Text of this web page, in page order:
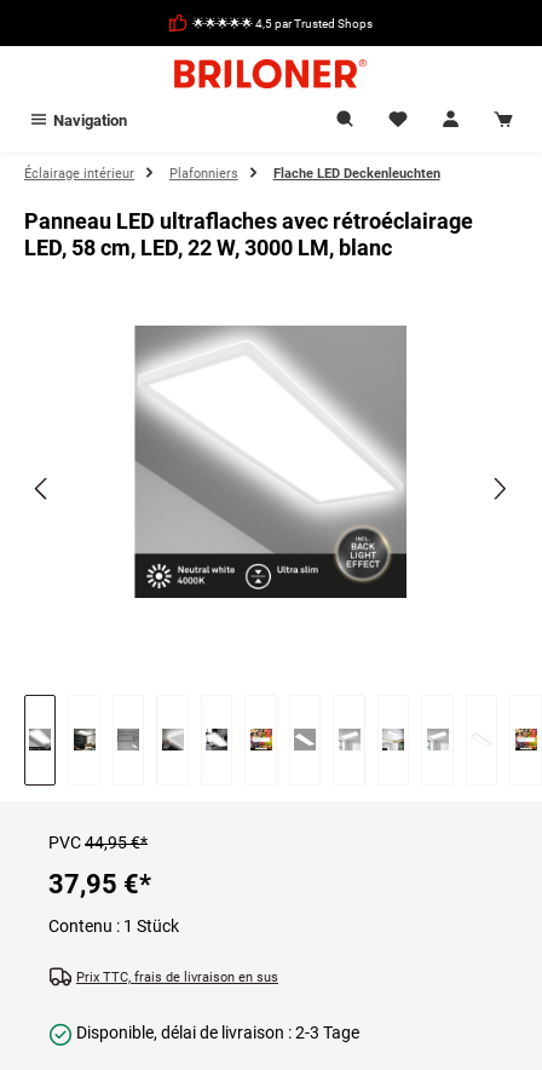
🌟🌟🌟🌟🌟 4,5 par Trusted Shops
Navigation
Éclairage intérieur Plafonniers Flache LED Deckenleuchten
Panneau LED ultraflaches avec rétroéclairage
LED, 58 cm, LED, 22 W, 3000 LM, blanc
Ignorer la galerie d'images
PVC44,95 €*
37,95 €*
Contenu : 1 Stück
Prix TTC, frais de livraison en sus
Disponible, délai de livraison : 2-3 Tage